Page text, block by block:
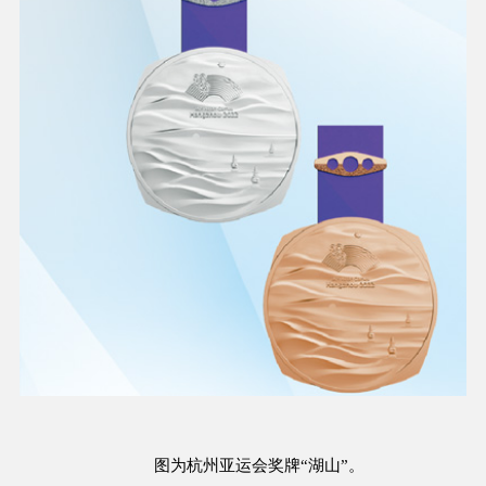
图为杭州亚运会奖牌“湖山”。